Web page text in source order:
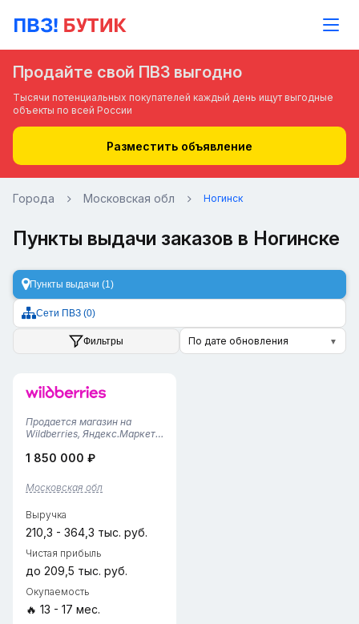
Продайте свой ПВЗ выгодно
Тысячи потенциальных покупателей каждый день ищут выгодные
объекты по всей России
Разместить объявление
Города Московская обл Ногинск
Пункты выдачи заказов в Ногинске
Пункты выдачи (1)
Сети ПВЗ (0)
Фильтры По дате обновления ▼
Продается магазин на
Wildberries, Яндекс.Маркет и
2022 годаАренда: 31 000 ₽ +
₽Тарифы:Wildberries —
3,38% Яндекс.Маркет —
5%)Сотрудники: двое в...
1 850 000 ₽
Московская обл
Выручка
210,3 - 364,3 тыс. руб.
Чистая прибыль
до 209,5 тыс. руб.
Окупаемость
🔥 13 - 17 мес.